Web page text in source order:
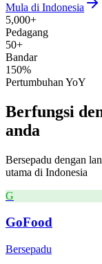
Mula di Indonesia
5,000+
Pedagang
50+
Bandar
150%
Pertumbuhan YoY
Berfungsi
anda
Bersepadu dengan
utama di Indonesia
G
GoFood
Bersepadu